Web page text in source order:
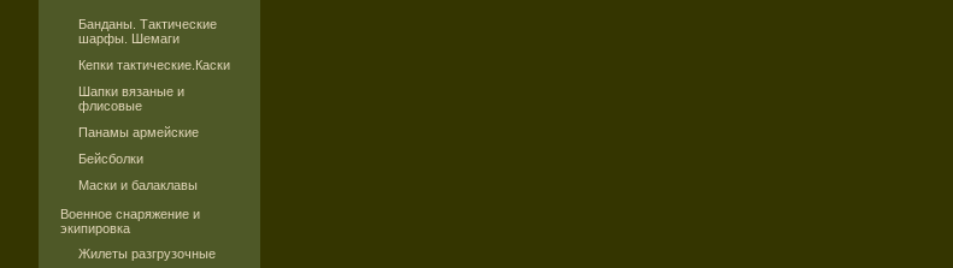
Банданы. Тактические
шарфы. Шемаги
Кепки тактические.Каски
Шапки вязаные и
флисовые
Панамы армейские
Бейсболки
Маски и балаклавы
Военное снаряжение и
экипировка
Жилеты разгрузочные